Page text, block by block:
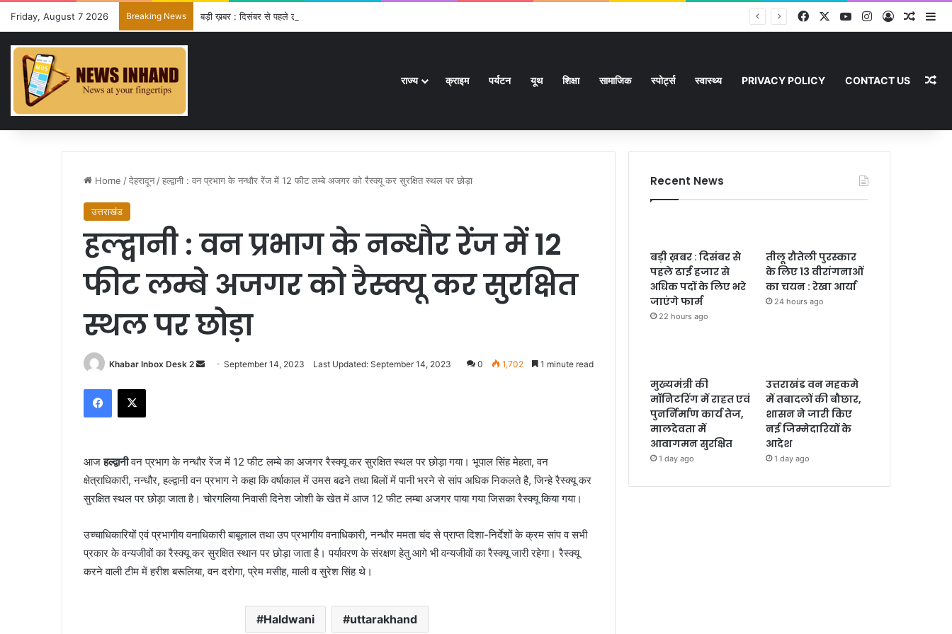
Friday, August 7 2026 Breaking News बड़ी ख़बर : दिसंबर से पहले ढाई हजार से अधिक पदों के लिए भरे जाएंगे फार्म FacebookYouTubeInstagram
Log In
राज्य क्राइम पर्यटन यूथ शिक्षा सामाजिक स्पोर्ट्स स्वास्थ्य PRIVACY POLICY CONTACT US
Home /देहरादून /हल्द्वानी : वन प्रभाग के नन्धौर रेंज में 12 फीट लम्बे अजगर को रैस्क्यू कर सुरक्षित स्थल पर छोड़ा
उत्तराखंड
हल्द्वानी : वन प्रभाग के नन्धौर रेंज में 12
फीट लम्बे अजगर को रैस्क्यू कर सुरक्षित
स्थल पर छोड़ा
Khabar Inbox Desk 2
SendSeptember 14, 2023 Last Updated: September 14, 2023 0 1,702 1 minute read
Facebook
X
आजहल्द्वानीवन प्रभाग के नन्धौर रेंज में 12 फीट लम्बे का अजगर रैस्क्यू कर सुरक्षित स्थल पर छोड़ा गया। भूपाल सिंह मेहता, वन
क्षेत्राधिकारी, नन्धौर, हल्द्वानी वन प्रभाग ने कहा कि वर्षाकाल में उमस बढने तथा बिलों में पानी भरने से सांप अधिक निकलते है, जिन्हे रैस्क्यू कर
सुरक्षित स्थल पर छोड़ा जाता है। चोरगलिया निवासी दिनेश जोशी के खेत में आज 12 फीट लम्बा अजगर पाया गया जिसका रैस्क्यू किया गया।
उच्चाधिकारियों एवं प्रभागीय वनाधिकारी बाबूलाल तथा उप प्रभागीय वनाधिकारी, नन्धौर ममता चंद से प्राप्त दिशा-निर्देशों के क्रम सांप व सभी
प्रकार के वन्यजीवों का रैस्क्यू कर सुरक्षित स्थान पर छोड़ा जाता है। पर्यावरण के संरक्षण हेतु आगे भी वन्यजीवों का रैस्क्यू जारी रहेगा। रैस्क्यू
करने वाली टीम में हरीश बरूलिया, वन दरोगा, प्रेम मसीह, माली व सुरेश सिंह थे।
Haldwani uttarakhand
Recent News
बड़ी ख़बर : दिसंबर से
पहले ढाई हजार से
अधिक पदों के लिए भरे
जाएंगे फार्म
22 hours ago
तीलू रौतेली पुरस्कार
के लिए 13 वीरांगनाओं
का चयन : रेखा आर्या
24 hours ago
मुख्यमंत्री की
मॉनिटरिंग में राहत एवं
पुनर्निर्माण कार्य तेज,
मालदेवता में
आवागमन सुरक्षित
1 day ago
उत्तराखंड वन महकमे
में तबादलों की बौछार,
शासन ने जारी किए
नई जिम्मेदारियों के
आदेश
1 day ago